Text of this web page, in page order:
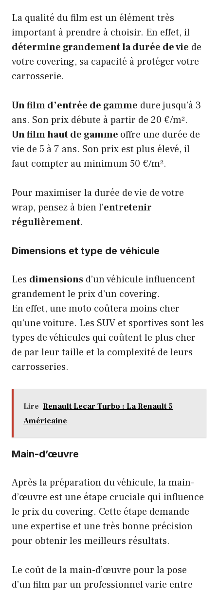
La qualité du film est un élément très
important à prendre à choisir. En effet, il
détermine grandement la durée de vie de
votre covering, sa capacité à protéger votre
carrosserie.
Un film d’entrée de gamme dure jusqu’à 3
ans. Son prix débute à partir de 20 €/m².
Un film haut de gamme offre une durée de
vie de 5 à 7 ans. Son prix est plus élevé, il
faut compter au minimum 50 €/m².
Pour maximiser la durée de vie de votre
wrap, pensez à bien l’entretenir
régulièrement.
Dimensions et type de véhicule
Les dimensions d’un véhicule influencent
grandement le prix d’un covering.
En effet, une moto coûtera moins cher
qu’une voiture. Les SUV et sportives sont les
types de véhicules qui coûtent le plus cher
de par leur taille et la complexité de leurs
carrosseries.
Lire Renault Lecar Turbo : La Renault 5
Américaine
Main-d’œuvre
Après la préparation du véhicule, la main-
d’œuvre est une étape cruciale qui influence
le prix du covering. Cette étape demande
une expertise et une très bonne précision
pour obtenir les meilleurs résultats.
Le coût de la main-d’œuvre pour la pose
d’un film par un professionnel varie entre